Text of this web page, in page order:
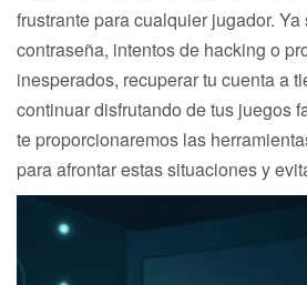
frustrante para cualquier jugador.
contraseña, intentos de hacking o
inesperados, recuperar tu cuenta a
continuar disfrutando de tus juegos
te proporcionaremos las
para afrontar estas situaciones y